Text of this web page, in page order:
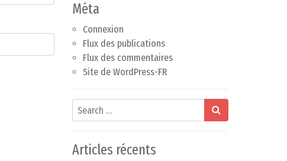
Méta
Connexion
Flux des publications
Flux des commentaires
Site de WordPress-FR
Search
Articles récents